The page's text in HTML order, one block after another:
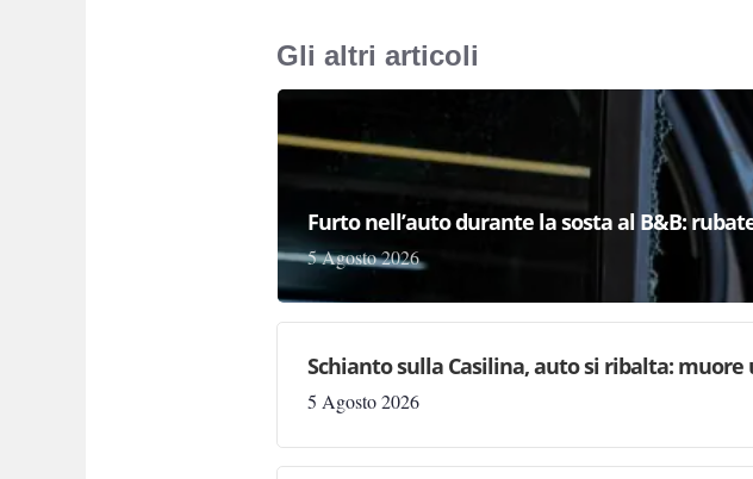
Gli altri articoli
Furto nell’auto durante la sosta al B&B:
5 Agosto 2026
Schianto sulla Casilina, auto si ribalta: muore
5 Agosto 2026